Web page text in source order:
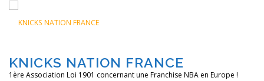
contenu
KNICKS NATION FRANCE
1ère Association Loi 1901 concernant une Franchise NBA en Europe !